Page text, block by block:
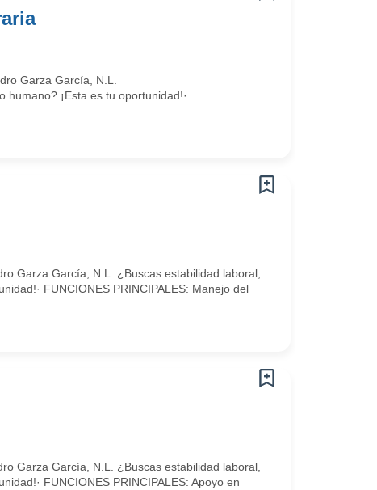
Garza García, N.L.
¡Esta es tu oportunidad!·
Garza García, N.L. ¿Buscas estabilidad laboral,
FUNCIONES PRINCIPALES: Manejo del
Garza García, N.L. ¿Buscas estabilidad laboral,
FUNCIONES PRINCIPALES: Apoyo en